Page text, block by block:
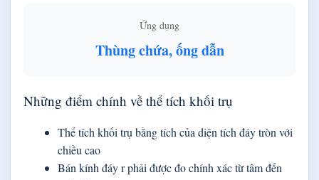
Ứng dụng
Thùng chứa, ống dẫn
Những điểm chính về thể tích khối trụ
Thể tích khối trụ bằng tích của diện tích đáy tròn với
chiều cao
Bán kính đáy r phải được đo chính xác từ tâm đến